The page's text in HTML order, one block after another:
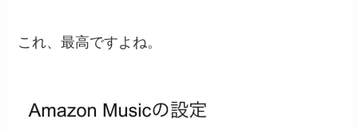
これ、最高ですよね。